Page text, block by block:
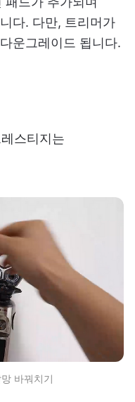
다. 다만, 트리머가
운그레이드 됩니다.
스티지는
바꿔치기